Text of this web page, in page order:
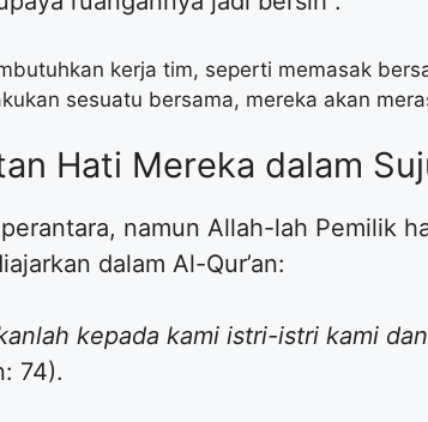
kerja tim, seperti memasak
sesuatu bersama, mereka akan
Hati Mereka dalam
namun Allah-lah Pemilik
dalam Al-Qur’an:
kepada kami istri-istri kami
74).